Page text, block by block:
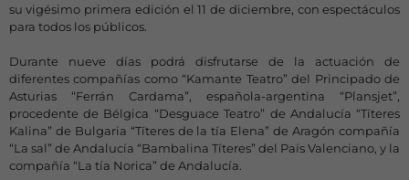
su vigésimo primera edición el 11 de diciembre, con espectáculos
para todos los públicos.
Durante nueve días podrá disfrutarse de la actuación de
diferentes compañías como “Kamante Teatro” del Principado de
Asturias “Ferrán Cardama”, española-argentina “Plansjet”,
procedente de Bélgica “Desguace Teatro” de Andalucía “Títeres
Kalina” de Bulgaria “Títeres de la tía Elena” de Aragón compañía
“La sal” de Andalucía “Bambalina Títeres” del País Valenciano, y la
compañía “La tía Norica” de Andalucía.